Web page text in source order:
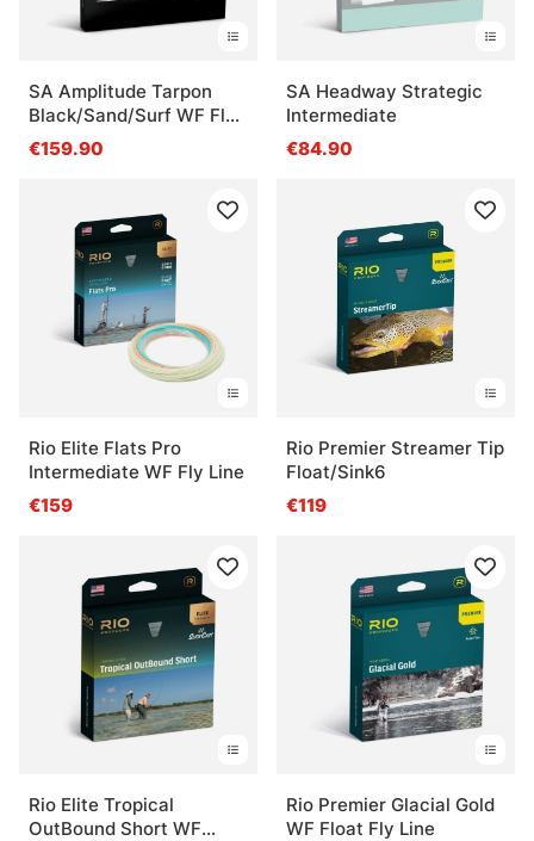
SA Amplitude Tarpon
Black/Sand/Surf WF Fly
Line
€159.90
SA Headway Strategic
Intermediate
€84.90
Rio Elite Flats Pro
Intermediate WF Fly Line
€159
Rio Premier Streamer Tip
Float/Sink6
€119
Rio Elite Tropical
OutBound Short WF
Rio Premier Glacial Gold
WF Float Fly Line